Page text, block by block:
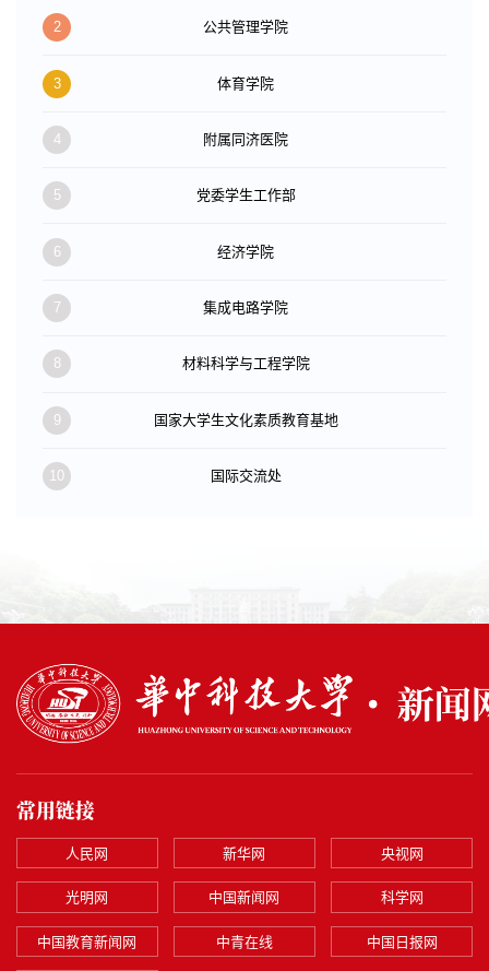
2 公共管理学院
3 体育学院
4 附属同济医院
5 党委学生工作部
6 经济学院
7 集成电路学院
8 材料科学与工程学院
9 国家大学生文化素质教育基地
10 国际交流处
常用链接
人民网 新华网 央视网
光明网 中国新闻网 科学网
中国教育新闻网 中青在线 中国日报网